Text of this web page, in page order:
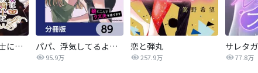
悪女は仮面の騎士に騙されない パパ、浮気してるよ？娘と二人でクズ夫を捨てます【分冊版】
95.9万
恋と弾丸
257.9万 77.8万